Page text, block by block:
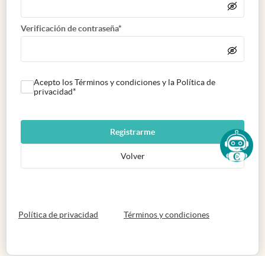
Verificación de contraseña*
Acepto los Términos y condiciones y la Política de
privacidad*
Registrarme
Volver
Política de privacidad abre en nueva pestaña
Términos y condicionesabre en nueva